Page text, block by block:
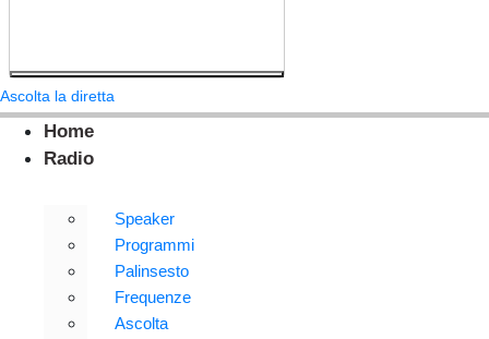
Ascolta la diretta
Home
Radio
Speaker
Programmi
Palinsesto
Frequenze
Ascolta